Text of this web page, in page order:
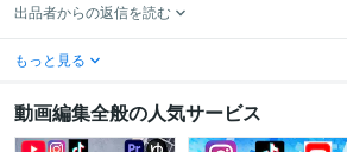
出品者からの返信を読む
もっと見る
動画編集全般の人気サービス